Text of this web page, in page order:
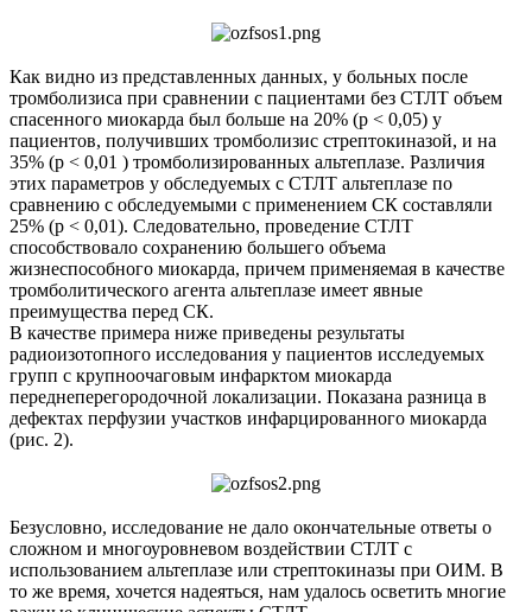
Как видно из представленных данных, у больных после
тромболизиса при сравнении с пациентами без СТЛТ объем
спасенного миокарда был больше на 20% (р < 0,05) у
пациентов, получивших тромболизис стрептокиназой, и на
35% (р < 0,01 ) тромболизированных альтеплазе. Различия
этих параметров у обследуемых с СТЛТ альтеплазе по
сравнению с обследуемыми с применением СК составляли
25% (р < 0,01). Следовательно, проведение СТЛТ
способствовало сохранению большего объема
жизнеспособного миокарда, причем применяемая в качестве
тромболитического агента альтеплазе имеет явные
преимущества перед СК.
В качестве примера ниже приведены результаты
радиоизотопного исследования у пациентов исследуемых
групп с крупноочаговым инфарктом миокарда
переднеперегородочной локализации. Показана разница в
дефектах перфузии участков инфарцированного миокарда
(рис. 2).
Безусловно, исследование не дало окончательные ответы о
сложном и многоуровневом воздействии СТЛТ с
использованием альтеплазе или стрептокиназы при ОИМ. В
то же время, хочется надеяться, нам удалось осветить многие